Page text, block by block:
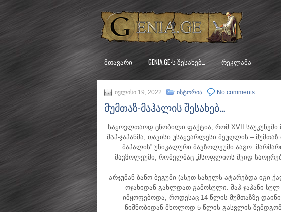
ᲛᲗᲐᲕᲐᲠᲘ GENIA.GE-Ს ᲨᲔᲡᲐᲮᲔᲑ… ᲠᲔᲙᲚᲐᲛᲐ
ივლისი 19, 2022 ისტორია No comments
მუმთაზ-მაჰალის შესახებ…
საყოვლთაოდ ცნობილი ფაქტია, რომ XVII საუკუნეში
შაჰ-ჯაჰანმა, თავისი უსაყვარლესი მეუღლის –
მაჰალის” უნიკალური მავზოლეუმი ააგო.
მავზოლეუმი, რომელმაც „მსოფლიოს შვიდ
არჯუმან ბანო ბეგუმი (ასეთ სახელს ატარებდა იგი
ოჯახიდან გახლდათ გამოსული. შაჰ-ჯაჰანი
იმყოფებოდა, როდესაც 14 წლის მუმთაზზე
ნიშნობიდან მხოლოდ 5 წლის გასვლის შემდგომ